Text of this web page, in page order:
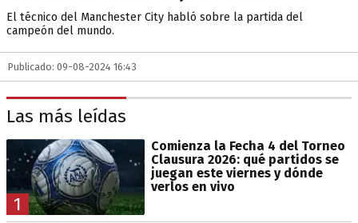
El técnico del Manchester City habló sobre la partida del
campeón del mundo.
Publicado: 09-08-2024 16:43
Las más leídas
1
Comienza la Fecha 4 del Torneo
Clausura 2026: qué partidos se
juegan este viernes y dónde
verlos en vivo